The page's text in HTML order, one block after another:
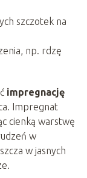
szczotek na
np. rdzę
impregnację
Impregnat
cienką warstwę
w
w jasnych